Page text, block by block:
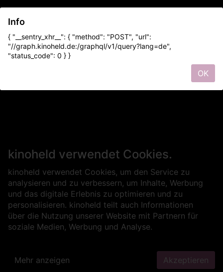
kinoheld verwendet Cookies.
kinoheld verwendet Cookies, um den Service zu
analysieren und zu verbessern, um Inhalte, Werbung
und das digitale Erlebnis zu optimieren und zu
personalisieren. kinoheld teilt auch Informationen
über die Nutzung unserer Website mit Partnern für
soziale Medien, Werbung und Analyse.
Mehr anzeigen Akzeptieren
Info
{ "__sentry_xhr__": { "method": "POST", "url":
"//graph.kinoheld.de:/graphql/v1/query?lang=de",
"status_code": 0 } }
OK